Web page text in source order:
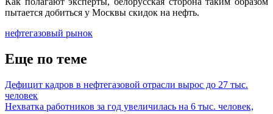
пытается добиться у Москвы скидок на нефть.
нефтегазовый рынок
Еще по теме
Дефицит кадров в нефтегазовой отрасли вырос до 27 тыс.
человек
Нехватка работников за год увеличилась на 6 тыс. человек,